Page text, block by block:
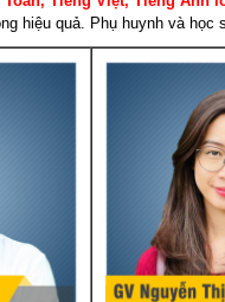
hiệu quả. Phụ huynh và